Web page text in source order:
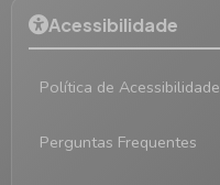
Acessibilidade
Política de Acessibilidade
Perguntas Frequentes